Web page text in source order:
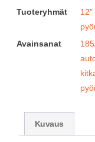
Tuoteryhmät
12"
Avainsanat
Kuvaus